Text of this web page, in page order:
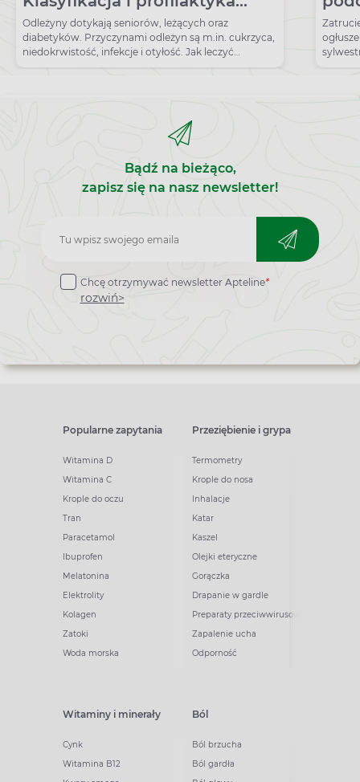
odleżyn
Odleżyny dotykają seniorów, leżących oraz
diabetyków. Przyczynami odleżyn są m.in. cukrzyca,
niedokrwistość, infekcje i otyłość. Jak leczyć
odleżyny?
Bądź na bieżąco,
zapisz się na nasz newsletter!
Zapisz
do
newslettera
Chcę otrzymywać newsletter Apteline*
rozwiń>
Popularne zapytania
Witamina D
Witamina C
Krople do oczu
Tran
Paracetamol
Ibuprofen
Melatonina
Elektrolity
Kolagen
Zatoki
Woda morska
Przeziębienie i grypa
Termometry
Krople do nosa
Inhalacje
Katar
Kaszel
Olejki eteryczne
Gorączka
Drapanie w gardle
Preparaty przeciwwirusowe
Zapalenie ucha
Odporność
Witaminy i minerały
Cynk
Witamina B12
Ból
Ból brzucha
Ból gardła